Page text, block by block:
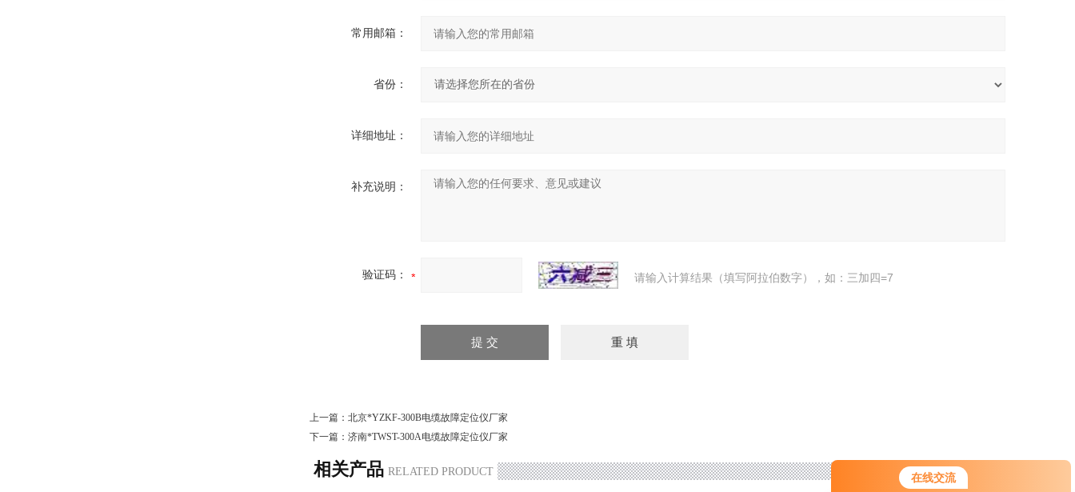
在线交流
常用邮箱：
省份：
详细地址：
补充说明：
验证码： 请输入计算结果（填写阿拉伯数字），如：三加四=7
上一篇： 北京*YZKF-300B电缆故障定位仪厂家
下一篇： 济南*TWST-300A电缆故障定位仪厂家
相关产品 RELATED PRODUCT